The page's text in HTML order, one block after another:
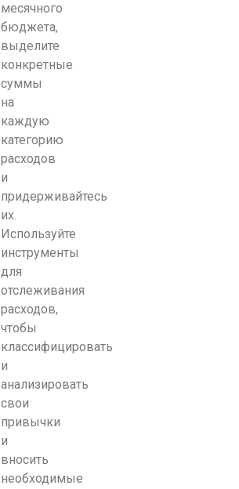
месячного
бюджета,
выделите
конкретные
суммы
на
каждую
категорию
расходов
и
придерживайтесь
их.
Используйте
инструменты
для
отслеживания
расходов,
чтобы
классифицировать
и
анализировать
свои
привычки
и
вносить
необходимые